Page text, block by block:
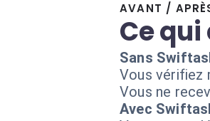
AVANT /
Ce
Sans
Vous vérifiez
Vous ne
Avec